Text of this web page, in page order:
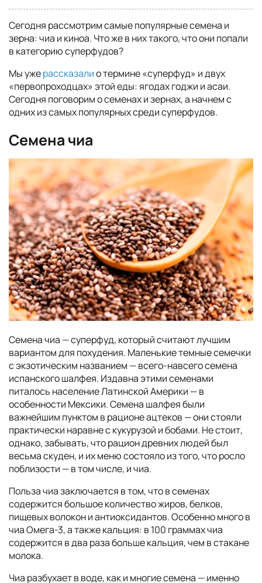
Сегодня рассмотрим самые популярные семена и
зерна: чиа и киноа. Что же в них такого, что они попали
в категорию суперфудов?
Мы ужерассказалио термине «суперфуд» и двух
«первопроходцах» этой еды: ягодах годжи и асаи.
Сегодня поговорим о семенах и зернах, а начнем с
одних из самых популярных среди суперфудов.
Семена чиа
Семена чиа — суперфуд, который считают лучшим
вариантом для похудения. Маленькие темные семечки
с экзотическим названием — всего-навсего семена
испанского шалфея. Издавна этими семенами
питалось население Латинской Америки — в
особенности Мексики. Семена шалфея были
важнейшим пунктом в рационе ацтеков — они стояли
практически наравне с кукурузой и бобами. Не стоит,
однако, забывать, что рацион древних людей был
весьма скуден, и их меню состояло из того, что росло
поблизости — в том числе, и чиа.
Польза чиа заключается в том, что в семенах
содержится большое количество жиров, белков,
пищевых волокон и антиоксидантов. Особенно много в
чиа Омега-3, а также кальция: в 100 граммах чиа
содержится в два раза больше кальция, чем в стакане
молока.
Чиа разбухает в воде, как и многие семена — именно